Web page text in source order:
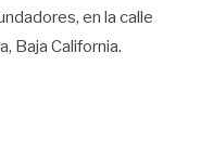
en la calle
Baja California.